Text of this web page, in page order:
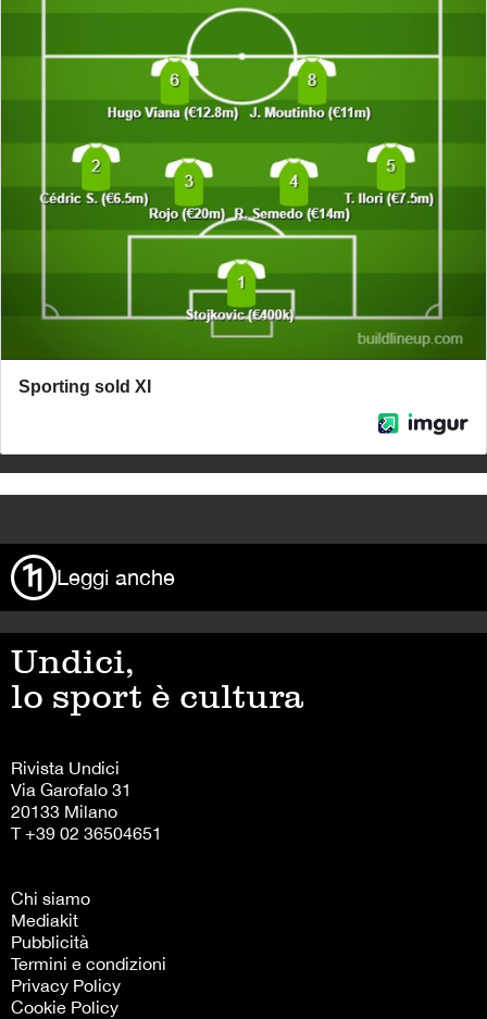
Leggi anche
Undici,
lo sport è cultura
Rivista Undici
Via Garofalo 31
20133 Milano
T +39 02 36504651
Chi siamo
Mediakit
Pubblicità
Termini e condizioni
Privacy Policy
Cookie Policy